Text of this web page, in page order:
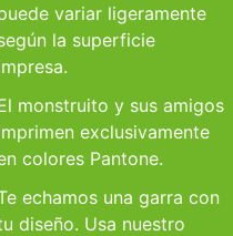
variar ligeramente
la superficie
monstruito y sus amigos
exclusivamente
colores Pantone.
echamos una garra con
diseño. Usa nuestro